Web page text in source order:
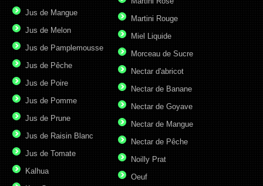
Jus de Mangue
Jus de Melon
Jus de Pamplemousse
Jus de Pêche
Jus de Poire
Jus de Pomme
Jus de Prune
Jus de Raisin Blanc
Jus de Tomate
Kalhua
Martini Rouge
Miel Liquide
Morceau de Sucre
Nectar d'abricot
Nectar de Banane
Nectar de Goyave
Nectar de Mangue
Nectar de Pêche
Noilly Prat
Oeuf